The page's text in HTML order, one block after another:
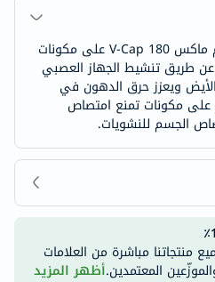
يحتوي نيتشرز أنسر نوترا تريم ماكس V-Cap 180 على مكونات
عن طريق تنشيط الجهاز العصبي
الأيض ويعزز حرق الدهون في
على مكونات تمنع امتصاص
الجسم للنشويات.
منتجاتنا مباشرة من العلامات
المعتمدين.أظهر المزيد